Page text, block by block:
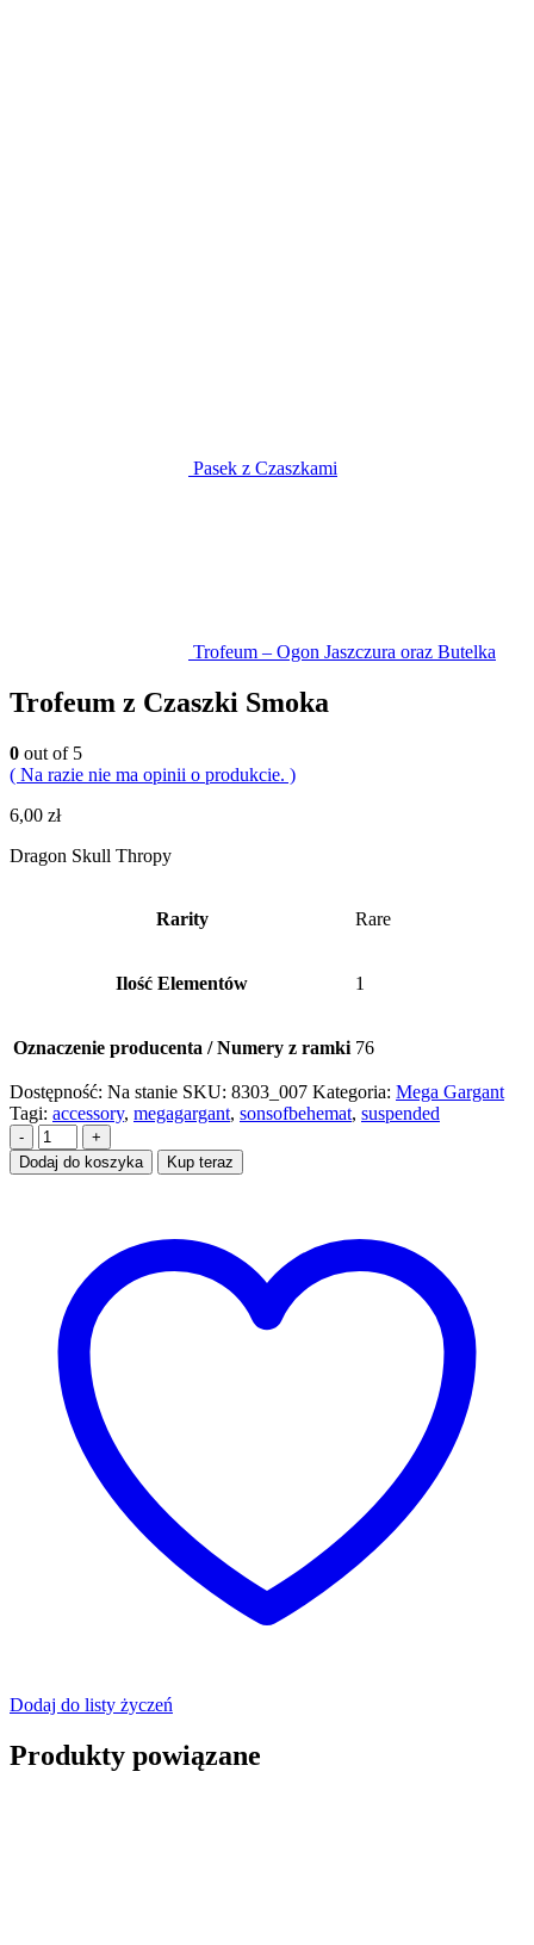
Pasek z Czaszkami
Trofeum – Ogon Jaszczura oraz Butelka
Trofeum z Czaszki Smoka
0 out of 5
( Na razie nie ma opinii o produkcie. )
6,00 zł
Dragon Skull Thropy
Rarity Rare
Ilość Elementów 1
Oznaczenie producenta / Numery z ramki 76
Dostępność: Na stanie SKU: 8303_007 Kategoria: Mega Gargant
Tagi: accessory, megagargant, sonsofbehemat, suspended
-
+
Dodaj do koszyka
Kup teraz
Dodaj do listy życzeń
Produkty powiązane